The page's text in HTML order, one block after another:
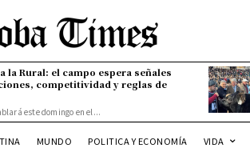
la Rural: el campo espera señales
competitividad y reglas de
este domingo en el...
MUNDO POLITICA Y ECONOMÍA VIDA